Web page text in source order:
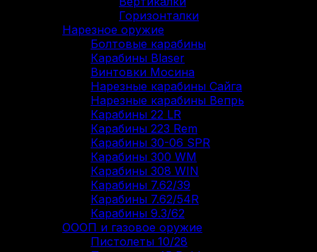
Горизонталки
Нарезное оружие
Болтовые карабины
Карабины Blaser
Винтовки Мосина
Нарезные карабины Сайга
Нарезные карабины Вепрь
Карабины 22 LR
Карабины 223 Rem
Карабины 30-06 SPR
Карабины 300 WM
Карабины 308 WIN
Карабины 7.62/39
Карабины 7.62/54R
Карабины 9.3/62
ОООП и газовое оружие
Пистолеты 10/28